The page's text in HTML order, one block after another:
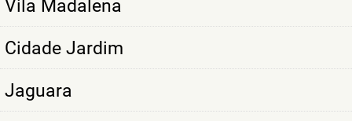
Vila Madalena
Cidade Jardim
Jaguara